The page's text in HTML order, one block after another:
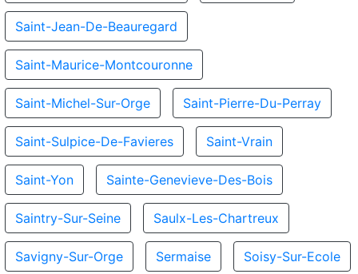
Saint-Jean-De-Beauregard
Saint-Maurice-Montcouronne
Saint-Michel-Sur-Orge Saint-Pierre-Du-Perray
Saint-Sulpice-De-Favieres Saint-Vrain
Saint-Yon Sainte-Genevieve-Des-Bois
Saintry-Sur-Seine Saulx-Les-Chartreux
Savigny-Sur-Orge Sermaise Soisy-Sur-Ecole